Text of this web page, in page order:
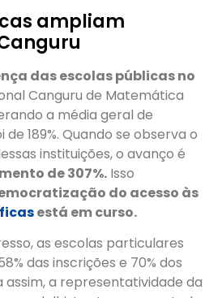
ampliam
das escolas públicas no
Canguru de Matemática
a média geral de
189%. Quando se observa o
instituições, o avanço é
de 307%. Isso
do acesso às
está em curso.
as escolas particulares
das inscrições e 70% dos
a representatividade da